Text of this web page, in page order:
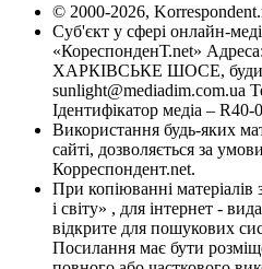
© 2000-2026,
Суб'єкт у сфері онлайн-
«КореспонденТ.net»
ХАРКІВСЬКЕ ШОСЕ,
sunlight@mediadim.com.ua
Ідентифікатор медіа – R40-
Використання будь-яких
сайті, дозволяється за
Корреспондент.net.
При копіюванні
і світу» , для інтернет -
відкрите для пошукових
Посилання має бути